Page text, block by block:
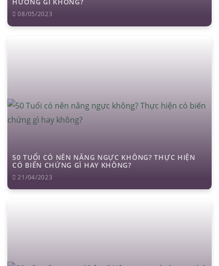
08/05/2023
50 TUỔI CÓ NÊN NÂNG NGỰC KHÔNG? THỰC HIỆN
CÓ BIẾN CHỨNG GÌ HAY KHÔNG?
21/04/2023